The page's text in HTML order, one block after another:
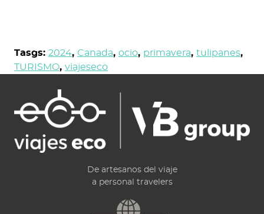
Tasgs: 2024, Canada, ocio, primavera, tulipanes,
TURISMO, viajeseco
De artesanos del viaje
a personal travelers